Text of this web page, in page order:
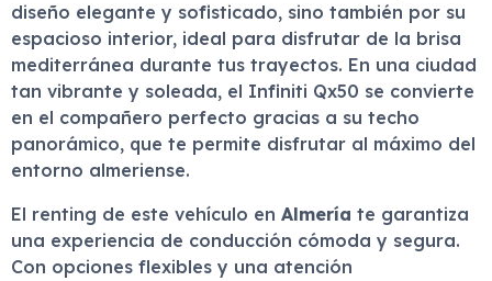
diseño elegante y sofisticado, sino también por su
espacioso interior, ideal para disfrutar de la brisa
mediterránea durante tus trayectos. En una ciudad
tan vibrante y soleada, el Infiniti Qx50 se convierte
en el compañero perfecto gracias a su techo
panorámico, que te permite disfrutar al máximo del
entorno almeriense.
El renting de este vehículo en Almería te garantiza
una experiencia de conducción cómoda y segura.
Con opciones flexibles y una atención